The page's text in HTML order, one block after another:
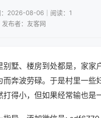
：2026-08-06｜阅读：1
发布者：友客网
墅、楼房到处都是，家家
奔波劳碌。于是村里一些
得小，但如果经常输也是